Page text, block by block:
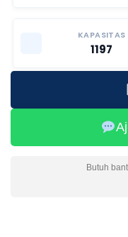
KAPASITAS
1197
Butuh